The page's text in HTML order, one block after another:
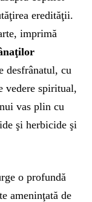
eredităţii.
imprimă
desfrânatul, cu
vedere spiritual,
vas plin cu
şi herbicide şi
o profundă
ameninţată de